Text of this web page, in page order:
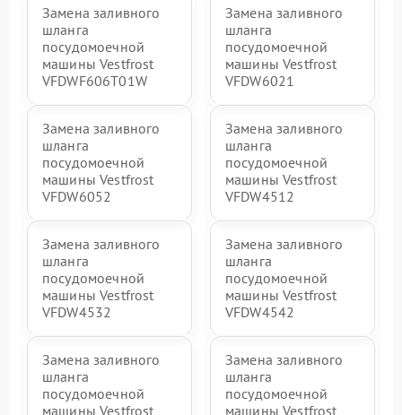
Замена заливного
шланга
посудомоечной
машины Vestfrost
VFDWF606T01W
Замена заливного
шланга
посудомоечной
машины Vestfrost
VFDW6021
Замена заливного
шланга
посудомоечной
машины Vestfrost
VFDW6052
Замена заливного
шланга
посудомоечной
машины Vestfrost
VFDW4512
Замена заливного
шланга
посудомоечной
машины Vestfrost
VFDW4532
Замена заливного
шланга
посудомоечной
машины Vestfrost
VFDW4542
Замена заливного
шланга
посудомоечной
машины Vestfrost
Замена заливного
шланга
посудомоечной
машины Vestfrost